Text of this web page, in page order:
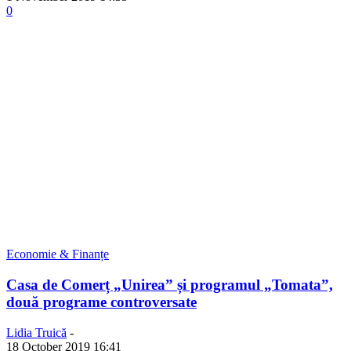
0
Economie & Finanțe
Casa de Comerț „Unirea” și programul „Tomata”,
două programe controversate
Lidia Truică -
18 October 2019 16:41